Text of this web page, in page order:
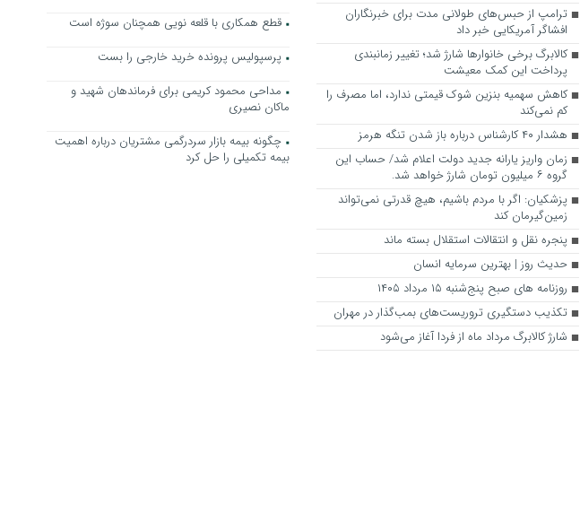
ترامپ از حبس‌های طولانی مدت برای خبرنگاران
افشاگر آمریکایی خبر داد
کالابرگ برخی خانوارها شارژ شد؛ تغییر زمانبندی
پرداخت این کمک معیشت
کاهش سهمیه بنزین شوک قیمتی ندارد، اما مصرف را
کم نمی‌کند
هشدار ۴۰ کارشناس درباره باز شدن تنگه هرمز
زمان واریز یارانه جدید دولت اعلام شد/ حساب این
گروه ۶ میلیون تومان شارژ خواهد شد.
پزشکیان: اگر با مردم باشیم، هیچ قدرتی نمی‌تواند
زمین‌گیرمان کند
پنجره‌ نقل و انتقالات استقلال بسته ماند
حدیث روز | بهترین سرمایه انسان
روزنامه‌ های صبح پنج‌شنبه ۱۵ مرداد ۱۴۰۵
تکذیب دستگیری تروریست‌های بمب‌گذار در مهران
شارژ کالابرگ مرداد ماه از فردا آغاز می‌شود
قطع همکاری با قلعه نویی همچنان سوژه است
پرسپولیس پرونده خرید خارجی را بست
مداحی محمود کریمی برای فرماندهان شهید و
ماکان نصیری
چگونه بیمه ‌بازار سردرگمی مشتریان درباره اهمیت
بیمه تکمیلی را حل کرد